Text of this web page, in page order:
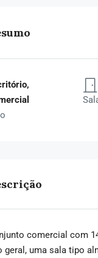
comercial com
geral, uma sala tipo